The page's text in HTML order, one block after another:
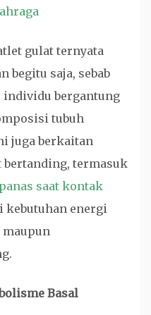
gulat ternyata
begitu saja, sebab
individu bergantung
tubuh
juga berkaitan
termasuk
saat kontak
kebutuhan energi
maupun
Basal